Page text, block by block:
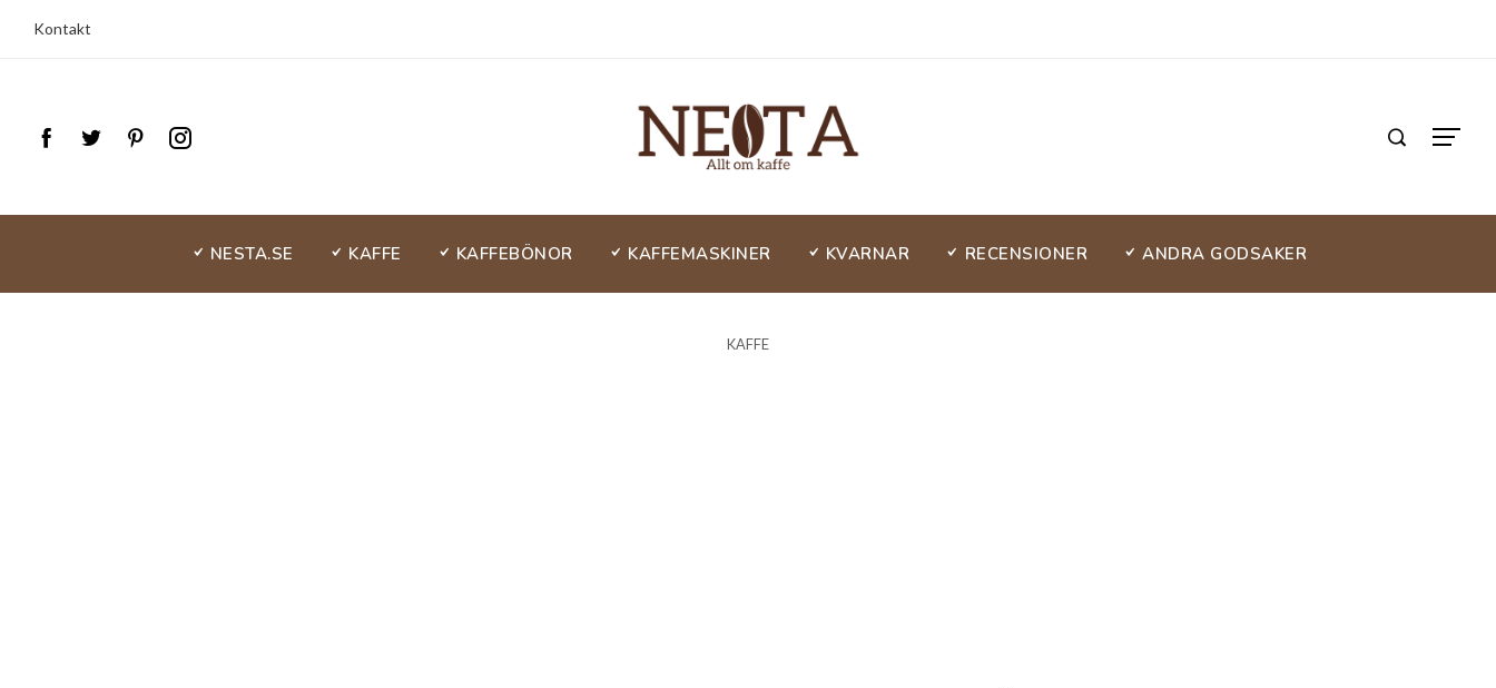
Kontakt
NESTA.SE KAFFE KAFFEBÖNOR KAFFEMASKINER KVARNAR RECENSIONER ANDRA GODSAKER
KAFFE